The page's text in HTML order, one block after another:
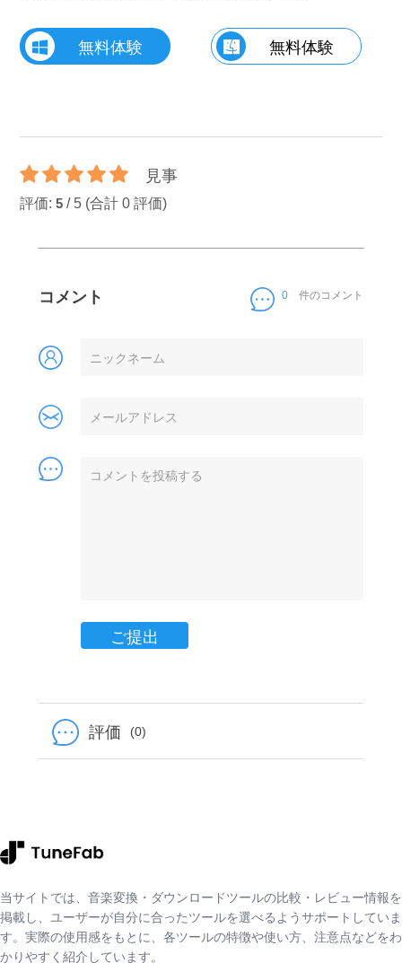
無料体験 無料体験
見事
評価:5/5 (合計0評価)
コメント 0 件のコメント
ご提出
評価 (0)
当サイトでは、音楽変換・ダウンロードツールの比較・レビュー情報を
掲載し、ユーザーが自分に合ったツールを選べるようサポートしていま
す。実際の使用感をもとに、各ツールの特徴や使い方、注意点などをわ
かりやすく紹介しています。